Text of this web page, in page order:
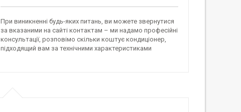
При виникненні будь-яких питань, ви можете звернутися
за вказаними на сайті контактам – ми надамо професійні
консультації, розповімо скільки коштує кондиціонер,
підходящий вам за технічними характеристиками